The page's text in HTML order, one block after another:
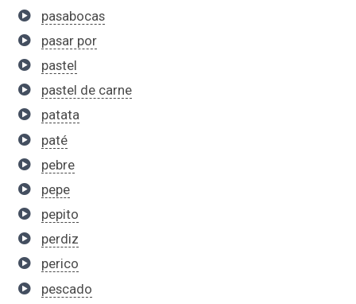
pasabocas
pasar por
pastel
pastel de carne
patata
paté
pebre
pepe
pepito
perdiz
perico
pescado